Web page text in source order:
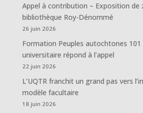
Appel à contribution – Exposition de
bibliothèque Roy-Dénommé
26 juin 2026
Formation Peuples autochtones
universitaire répond à l’appel
22 juin 2026
L’UQTR franchit un grand pas vers
modèle facultaire
18 juin 2026